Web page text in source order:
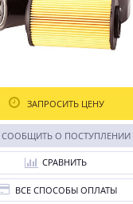
ЗАПРОСИТЬ ЦЕНУ
СООБЩИТЬ О ПОСТУПЛЕНИИ
СРАВНИТЬ
ВСЕ СПОСОБЫ ОПЛАТЫ